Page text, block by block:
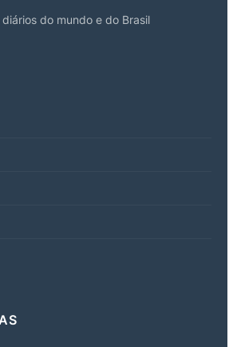
do mundo e do Brasil